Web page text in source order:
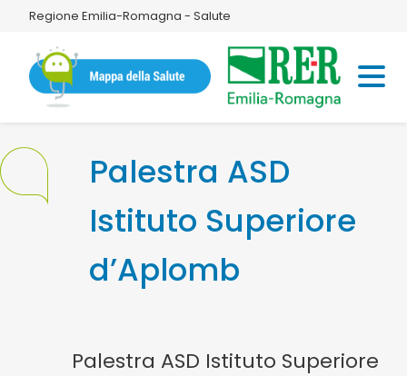
Regione Emilia-Romagna - Salute
Palestra ASD
Istituto Superiore
d’Aplomb
Palestra ASD Istituto Superiore